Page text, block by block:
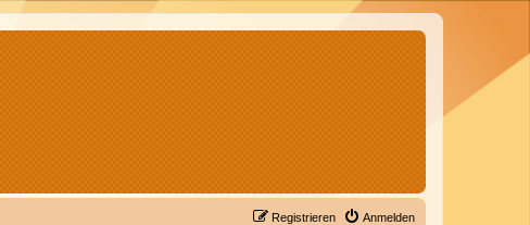
Anmelden
Registrieren